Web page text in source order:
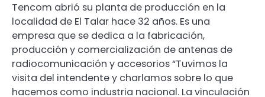
Tencom abrió su planta de producción en la
localidad de El Talar hace 32 años. Es una
empresa que se dedica a la fabricación,
producción y comercialización de antenas de
radiocomunicación y accesorios “Tuvimos la
visita del intendente y charlamos sobre lo que
hacemos como industria nacional. La vinculación